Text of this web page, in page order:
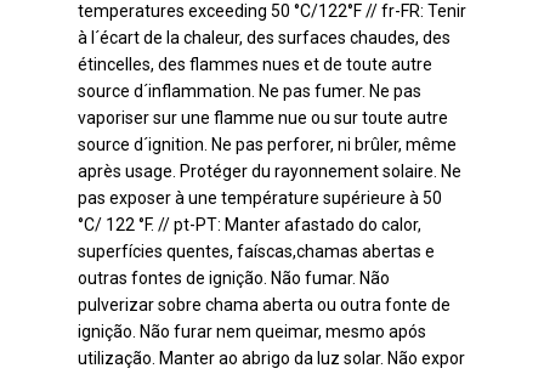
temperatures exceeding 50 °C/122°F // fr-FR: Tenir
à l´écart de la chaleur, des surfaces chaudes, des
étincelles, des flammes nues et de toute autre
source d´inflammation. Ne pas fumer. Ne pas
vaporiser sur une flamme nue ou sur toute autre
source d´ignition. Ne pas perforer, ni brûler, même
après usage. Protéger du rayonnement solaire. Ne
pas exposer à une température supérieure à 50
°C/ 122 °F. // pt-PT: Manter afastado do calor,
superfícies quentes, faíscas,chamas abertas e
outras fontes de ignição. Não fumar. Não
pulverizar sobre chama aberta ou outra fonte de
ignição. Não furar nem queimar, mesmo após
utilização. Manter ao abrigo da luz solar. Não expor